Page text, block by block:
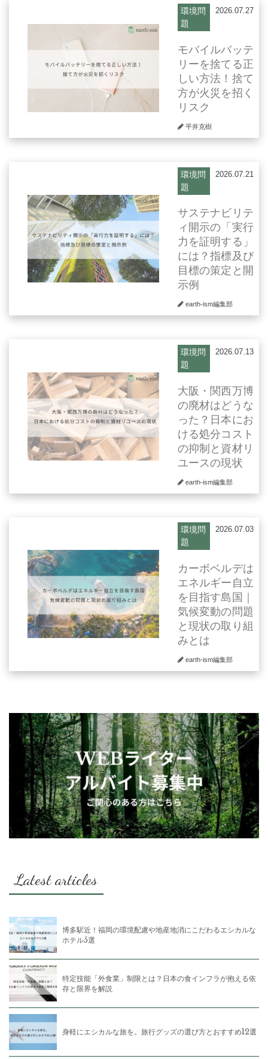
環境問
題
2026.07.27
モバイルバッテ
リーを捨てる正
しい方法！捨て
方が火災を招く
リスク
平井克樹
環境問
題
2026.07.21
サステナビリテ
ィ開示の「実行
力を証明する」
には？指標及び
目標の策定と開
示例
earth-ism編集部
環境問
題
2026.07.13
大阪・関西万博
の廃材はどうな
った？日本にお
ける処分コスト
の抑制と資材リ
ユースの現状
earth-ism編集部
環境問
題
2026.07.03
カーボベルデは
エネルギー自立
を目指す島国｜
気候変動の問題
と現状の取り組
みとは
earth-ism編集部
Latest articles
博多駅近！福岡の環境配慮や地産地消にこだわるエシカルな
ホテル5選
特定技能「外食業」制限とは？日本の食インフラが抱える依
存と限界を解説
身軽にエシカルな旅を。旅行グッズの選び方とおすすめ12選